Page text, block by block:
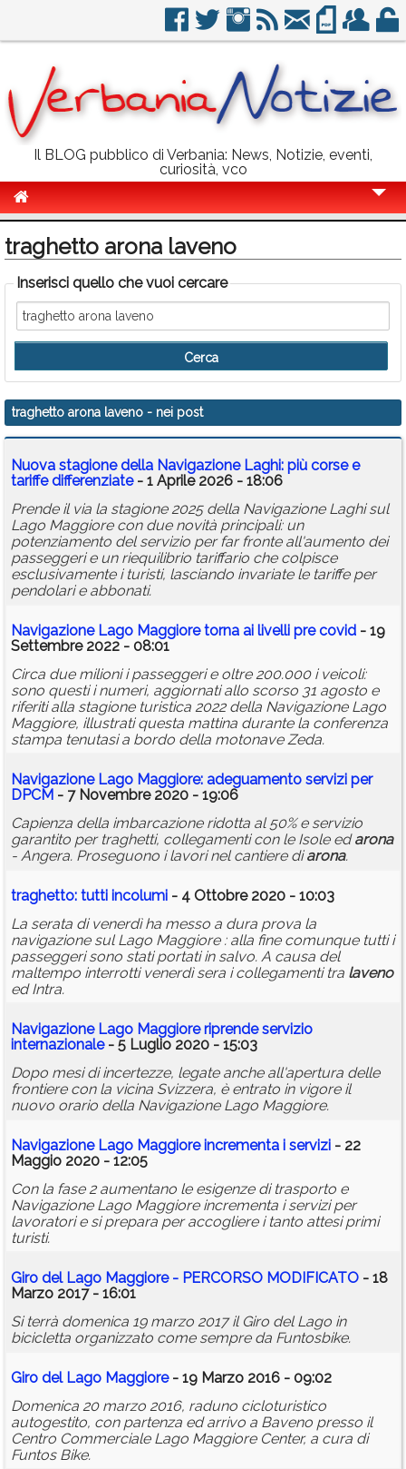
Il BLOG pubblico di Verbania: News, Notizie, eventi,
curiosità, vco
Politica
Sport
Eventi
Info Utili
Rubriche
Calendario
Annunci
traghetto arona laveno
Inserisci quello che vuoi cercare
traghetto arona laveno - nei post
Nuova stagione della Navigazione Laghi: più corse e
tariffe differenziate- 1 Aprile 2026 - 18:06
Prende il via la stagione 2025 della Navigazione Laghi sul
Lago Maggiore con due novità principali: un
potenziamento del servizio per far fronte all'aumento dei
passeggeri e un riequilibrio tariffario che colpisce
esclusivamente i turisti, lasciando invariate le tariffe per
pendolari e abbonati.
Navigazione Lago Maggiore torna ai livelli pre covid - 19
Settembre 2022 - 08:01
Circa due milioni i passeggeri e oltre 200.000 i veicoli:
sono questi i numeri, aggiornati allo scorso 31 agosto e
riferiti alla stagione turistica 2022 della Navigazione Lago
Maggiore, illustrati questa mattina durante la conferenza
stampa tenutasi a bordo della motonave Zeda.
Navigazione Lago Maggiore: adeguamento servizi per
DPCM - 7 Novembre 2020 - 19:06
Capienza della imbarcazione ridotta al 50% e servizio
garantito per traghetti, collegamenti con le Isole edarona
- Angera. Proseguono i lavori nel cantiere diarona.
traghetto: tutti incolumi - 4 Ottobre 2020 - 10:03
La serata di venerdì ha messo a dura prova la
navigazione sul Lago Maggiore : alla fine comunque tutti i
passeggeri sono stati portati in salvo. A causa del
maltempo interrotti venerdì sera i collegamenti tra laveno
ed Intra.
Navigazione Lago Maggiore riprende servizio
internazionale- 5 Luglio 2020 - 15:03
Dopo mesi di incertezze, legate anche all'apertura delle
frontiere con la vicina Svizzera, è entrato in vigore il
nuovo orario della Navigazione Lago Maggiore.
Navigazione Lago Maggiore incrementa i servizi - 22
Maggio 2020 - 12:05
Con la fase 2 aumentano le esigenze di trasporto e
Navigazione Lago Maggiore incrementa i servizi per
lavoratori e si prepara per accogliere i tanto attesi primi
turisti.
Giro del Lago Maggiore - PERCORSO MODIFICATO - 18
Marzo 2017 - 16:01
Si terrà domenica 19 marzo 2017 il Giro del Lago in
bicicletta organizzato come sempre da Funtosbike.
Giro del Lago Maggiore- 19 Marzo 2016 - 09:02
Domenica 20 marzo 2016, raduno cicloturistico
autogestito, con partenza ed arrivo a Baveno presso il
Centro Commerciale Lago Maggiore Center, a cura di
Funtos Bike.